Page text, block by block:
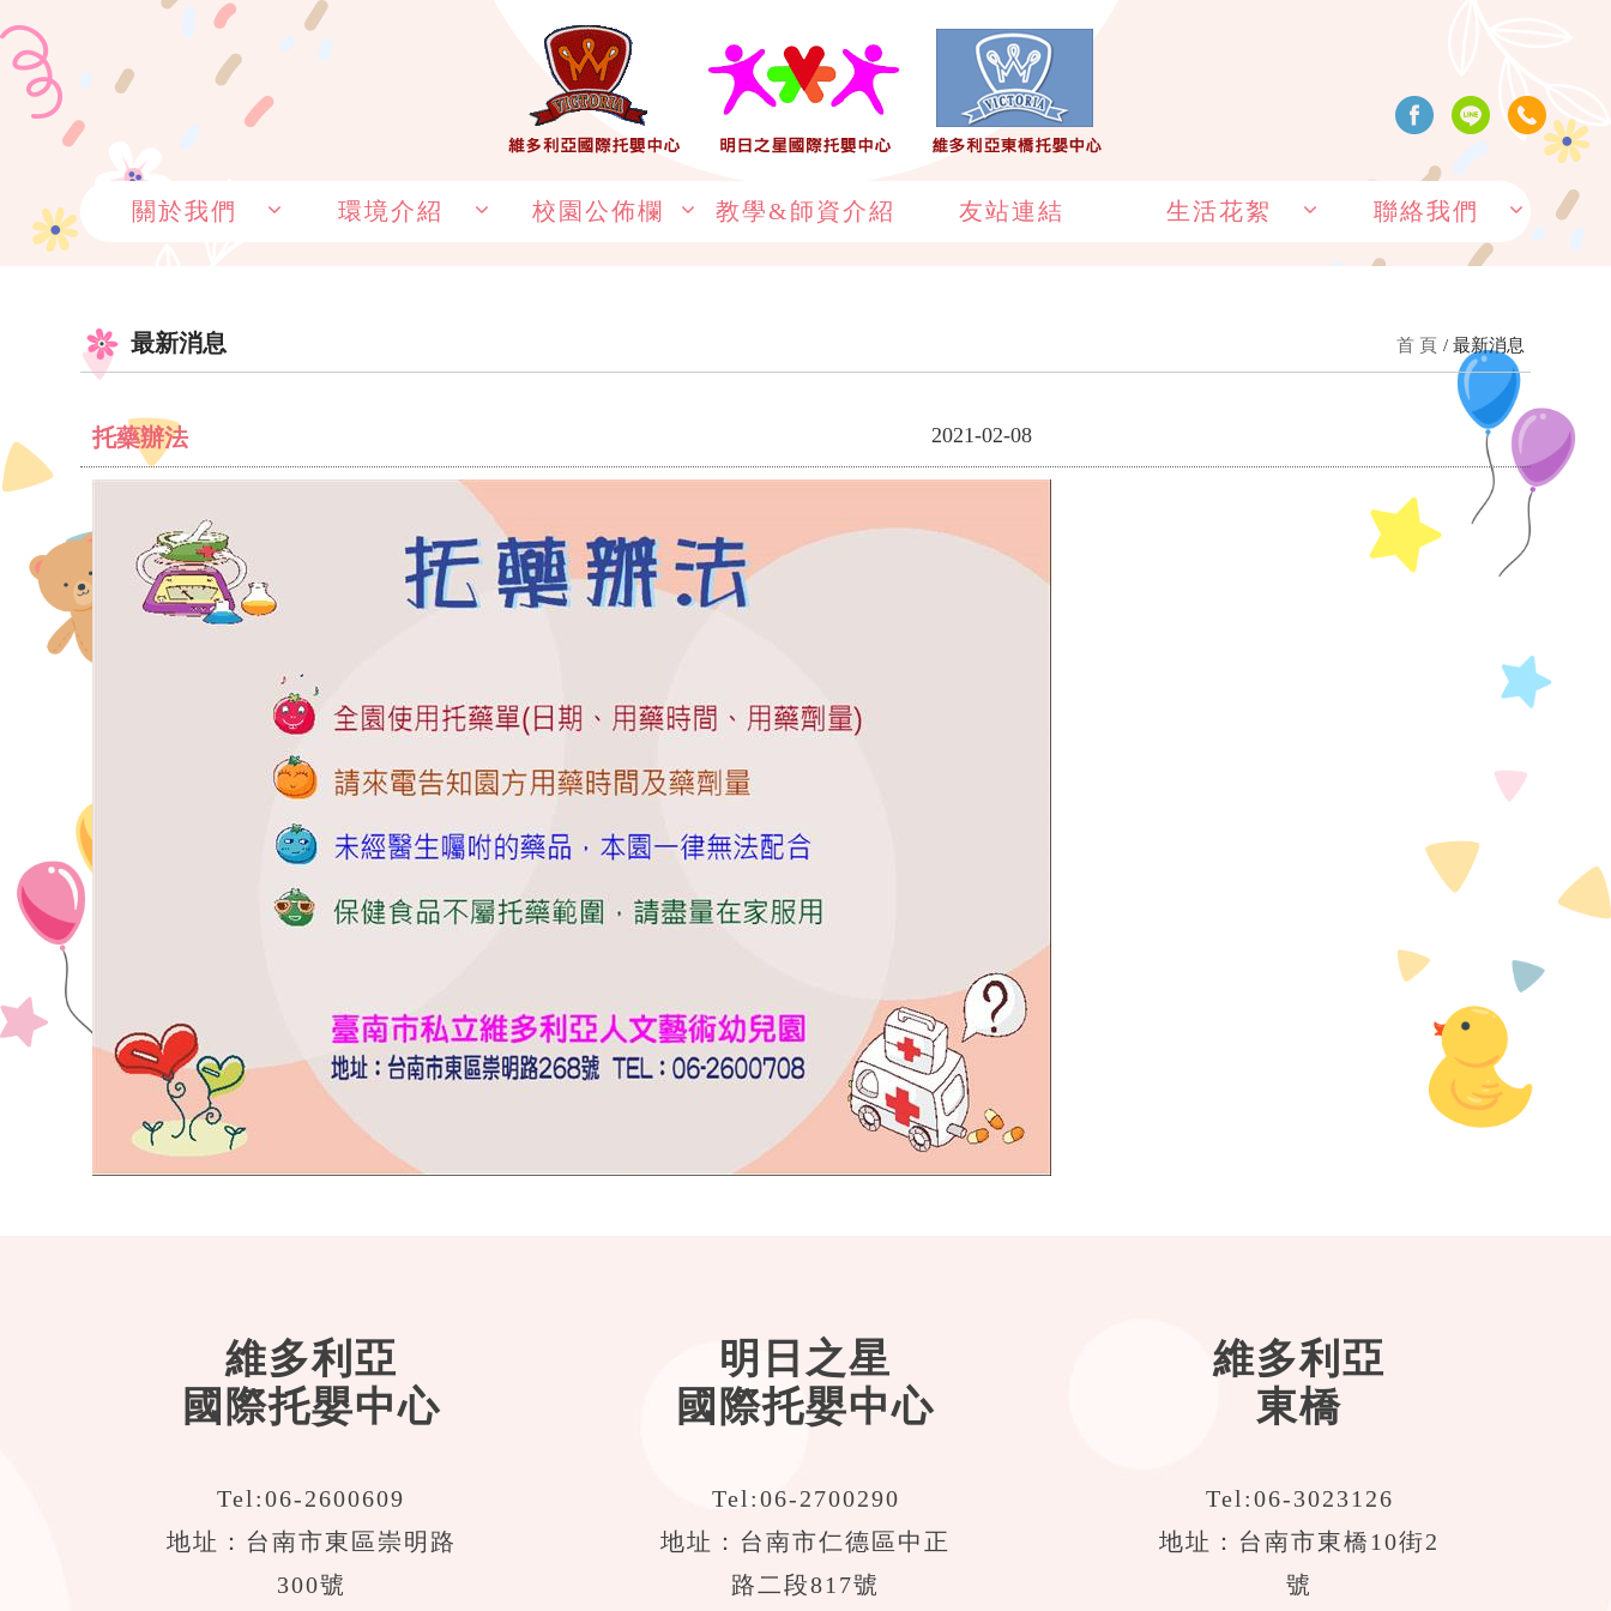
關於我們 環境介紹 校園公佈欄 教學&師資介紹 友站連結 生活花絮 聯絡我們
最新消息 首 頁 最新消息
托藥辦法 2021-02-08
維多利亞
國際托嬰中心
Tel:06-2600609
地址：台南市東區崇明路
300號
明日之星
國際托嬰中心
Tel:06-2700290
地址：台南市仁德區中正
路二段817號
維多利亞
東橋
Tel:06-3023126
地址：台南市東橋10街2
號